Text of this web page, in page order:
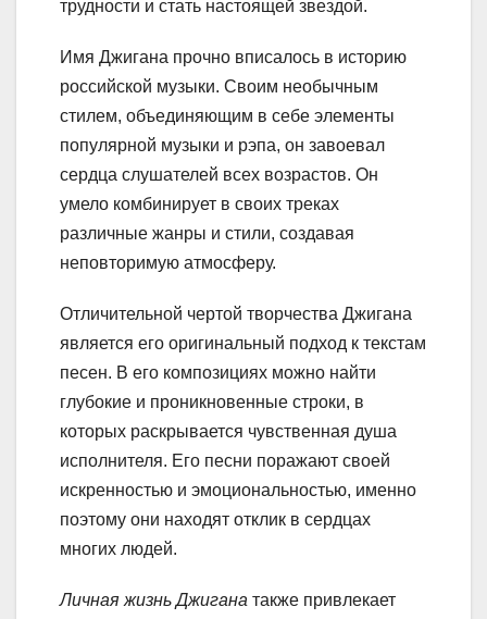
трудности и стать настоящей звездой.
Имя Джигана прочно вписалось в историю
российской музыки. Своим необычным
стилем, объединяющим в себе элементы
популярной музыки и рэпа, он завоевал
сердца слушателей всех возрастов. Он
умело комбинирует в своих треках
различные жанры и стили, создавая
неповторимую атмосферу.
Отличительной чертой творчества Джигана
является его оригинальный подход к текстам
песен. В его композициях можно найти
глубокие и проникновенные строки, в
которых раскрывается чувственная душа
исполнителя. Его песни поражают своей
искренностью и эмоциональностью, именно
поэтому они находят отклик в сердцах
многих людей.
Личная жизнь Джигана также привлекает